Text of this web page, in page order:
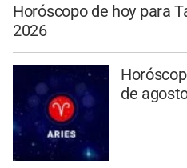
Horóscopo de hoy para
2026
de